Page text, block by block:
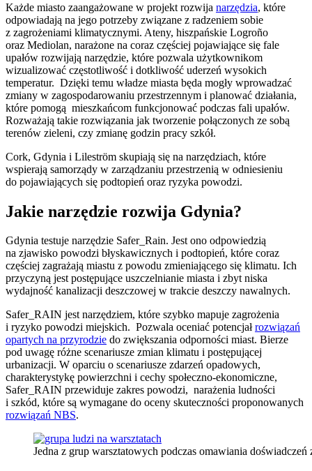
Każde miasto zaangażowane w projekt rozwija narzędzia, które
odpowiadają na jego potrzeby związane z radzeniem sobie
z zagrożeniami klimatycznymi. Ateny, hiszpańskie Logroño
oraz Mediolan, narażone na coraz częściej pojawiające się fale
upałów rozwijają narzędzie, które pozwala użytkownikom
wizualizować częstotliwość i dotkliwość uderzeń wysokich
temperatur. Dzięki temu władze miasta będa mogły wprowadzać
zmiany w zagospodarowaniu przestrzennym i planować działania,
które pomogą mieszkańcom funkcjonować podczas fali upałów.
Rozważają takie rozwiązania jak tworzenie połączonych ze sobą
terenów zieleni, czy zmianę godzin pracy szkół.
Cork, Gdynia i Lileström skupiają się na narzędziach, które
wspierają samorządy w zarządzaniu przestrzenią w odniesieniu
do pojawiających się podtopień oraz ryzyka powodzi.
Jakie narzędzie rozwija Gdynia?
Gdynia testuje narzędzie Safer_Rain. Jest ono odpowiedzią
na zjawisko powodzi błyskawicznych i podtopień, które coraz
częściej zagrażają miastu z powodu zmieniającego się klimatu. Ich
przyczyną jest postępujące uszczelnianie miasta i zbyt niska
wydajność kanalizacji deszczowej w trakcie deszczy nawalnych.
Safer_RAIN jest narzędziem, które szybko mapuje zagrożenia
i ryzyko powodzi miejskich. Pozwala oceniać potencjałrozwiązań
opartych na przyrodzie do zwiększania odporności miast. Bierze
pod uwagę różne scenariusze zmian klimatu i postępującej
urbanizacji. W oparciu o scenariusze zdarzeń opadowych,
charakterystykę powierzchni i cechy społeczno-ekonomiczne,
Safer_RAIN przewiduje zakres powodzi, narażenia ludności
i szkód, które są wymagane do oceny skuteczności proponowanych
rozwiązań NBS.
Jedna z grup warsztatowych podczas omawiania